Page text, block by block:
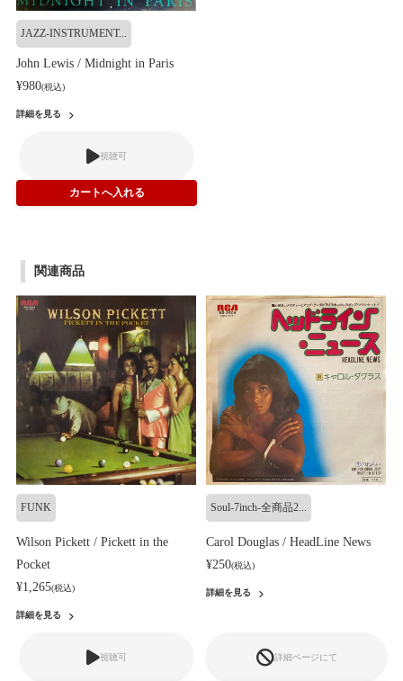
JAZZ-INSTRUMENT...
John Lewis / Midnight in Paris
¥980(税込)
詳細を見る
視聴可
関連商品
FUNK
Wilson Pickett / Pickett in the
Pocket
¥1,265(税込)
詳細を見る
視聴可
Soul-7inch-全商品2...
Carol Douglas / HeadLine News
¥250(税込)
詳細を見る
詳細ページにて